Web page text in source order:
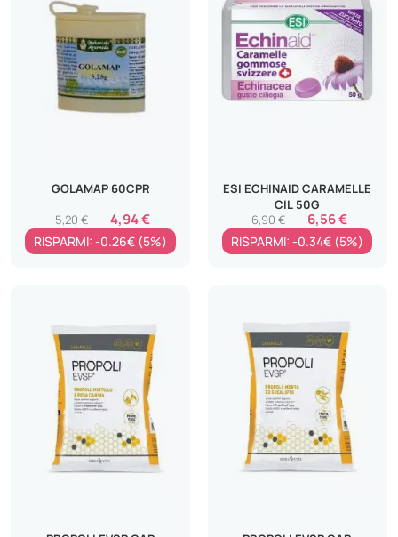
GOLAMAP 60CPR
4,94 €
5,20 €
RISPARMI: -0.26€ (5%)
ESI ECHINAID CARAMELLE
CIL 50G
6,56 €
6,90 €
RISPARMI: -0.34€ (5%)